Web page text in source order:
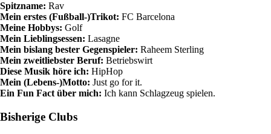
Spitzname: Rav
Mein erstes (Fußball-)Trikot: FC Barcelona
Meine Hobbys: Golf
Mein Lieblingsessen: Lasagne
Mein bislang bester Gegenspieler: Raheem Sterling
Mein zweitliebster Beruf: Betriebswirt
Diese Musik höre ich: HipHop
Mein (Lebens-)Motto: Just go for it.
Ein Fun Fact über mich: Ich kann Schlagzeug spielen.
Bisherige Clubs